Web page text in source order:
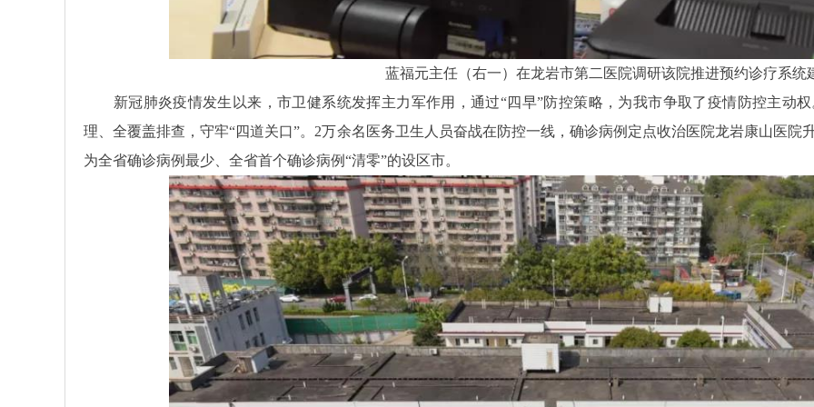
蓝福元主任（右一）在龙岩市第二医院调研该院推进预约诊疗系统
新冠肺炎疫情发生以来，市卫健系统发挥主力军作用，通过“四早”防控策略，为我市争取了疫情防控主动权
理、全覆盖排查，守牢“四道关口”。2万余名医务卫生人员奋战在防控一线，确诊病例定点收治医院龙岩康山医院
为全省确诊病例最少、全省首个确诊病例“清零”的设区市。